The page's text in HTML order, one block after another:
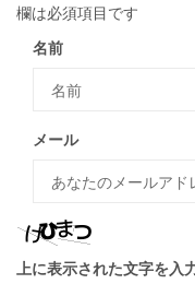
欄は必須項目です
名前
メール
上に表示された文字を入